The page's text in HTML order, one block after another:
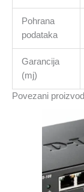
Pohrana
podataka
Garancija
(mj)
Povezani